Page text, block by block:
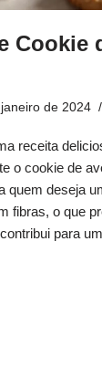
Cookie
de 2024
receita
o cookie de
quem deseja
fibras, o que
para